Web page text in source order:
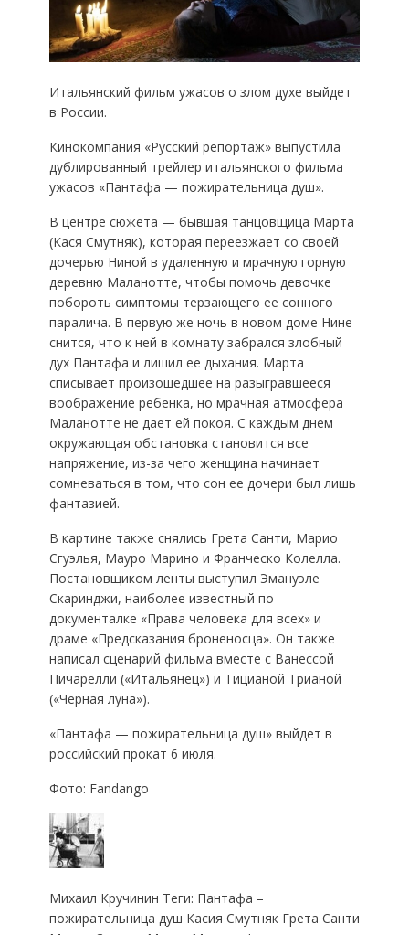
Итальянский фильм ужасов о злом духе выйдет
в России.
Кинокомпания «Русский репортаж» выпустила
дублированный трейлер итальянского фильма
ужасов «Пантафа — пожирательница душ».
В центре сюжета — бывшая танцовщица Марта
(Кася Смутняк), которая переезжает со своей
дочерью Ниной в удаленную и мрачную горную
деревню Маланотте, чтобы помочь девочке
побороть симптомы терзающего ее сонного
паралича. В первую же ночь в новом доме Нине
снится, что к ней в комнату забрался злобный
дух Пантафа и лишил ее дыхания. Марта
списывает произошедшее на разыгравшееся
воображение ребенка, но мрачная атмосфера
Маланотте не дает ей покоя. С каждым днем
окружающая обстановка становится все
напряжение, из-за чего женщина начинает
сомневаться в том, что сон ее дочери был лишь
фантазией.
В картине также снялись Грета Санти, Марио
Сгуэлья, Мауро Марино и Франческо Колелла.
Постановщиком ленты выступил Эмануэле
Скаринджи, наиболее известный по
документалке «Права человека для всех» и
драме «Предсказания броненосца». Он также
написал сценарий фильма вместе с Ванессой
Пичарелли («Итальянец») и Тицианой Трианой
(«Черная луна»).
«Пантафа — пожирательница душ» выйдет в
российский прокат 6 июля.
Фото: Fandango
Михаил Кручинин Теги: Пантафа –
пожирательница душ Касия Смутняк Грета Санти